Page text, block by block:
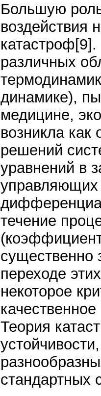
Большую
воздействия
различных
динамике),
медицине,
возникла как
решений
уравнений в
течение
существенно
переходе
некоторое
Теория
стандартных